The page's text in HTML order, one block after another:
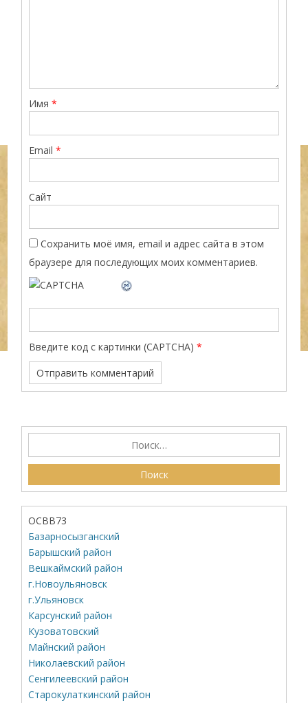
Имя*
Email*
Сайт
Сохранить моё имя, email и адрес сайта в этом
браузере для последующих моих комментариев.
Введите код с картинки (CAPTCHA) *
ОСВВ73
Базарносызганский
Барышский район
Вешкаймский район
г.Новоульяновск
г.Ульяновск
Карсунский район
Кузоватовский
Майнский район
Николаевский район
Сенгилеевский район
Старокулаткинский район